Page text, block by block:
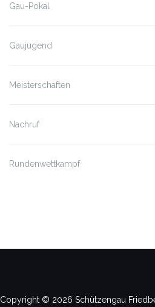
Gau-Pokal
Gaujugend
Meisterschaften
Nachruf
Rundenwettkampf
Copyright © 2026 Schützengau